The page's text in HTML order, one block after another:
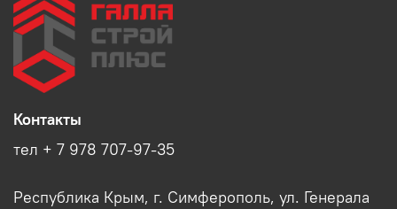
Контакты
тел + 7 978 707-97-35
Республика Крым, г. Симферополь, ул. Генерала